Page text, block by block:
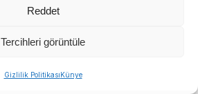
Reddet
Tercihleri görüntüle
Gizlilik PolitikasıKünye